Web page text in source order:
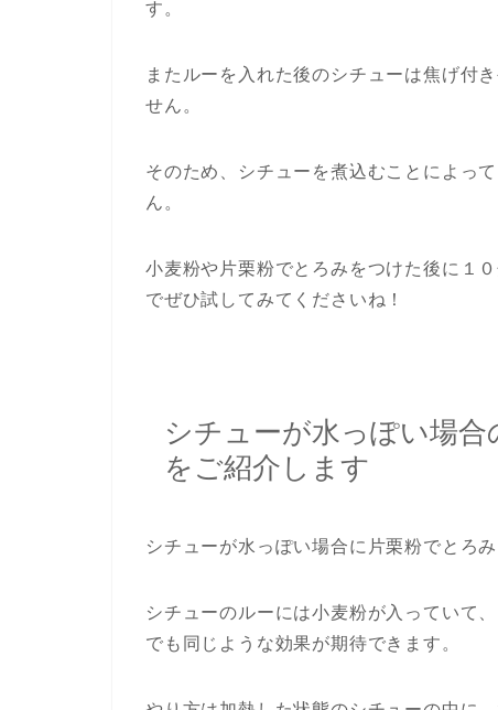
す。
またルーを入れた後のシチューは焦げ付
せん。
そのため、シチューを煮込むことによっ
ん。
小麦粉や片栗粉でとろみをつけた後に１
でぜひ試してみてくださいね！
シチューが水っぽい場
をご紹介します
シチューが水っぽい場合に片栗粉でとろ
シチューのルーには小麦粉が入っていて
でも同じような効果が期待できます。